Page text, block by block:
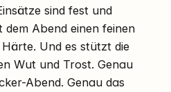
sind fest und
Abend einen feinen
Und es stützt die
Wut und Trost. Genau
Abend. Genau das